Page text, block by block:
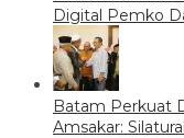
Digital Pemko
Batam Perkuat
Amsakar: